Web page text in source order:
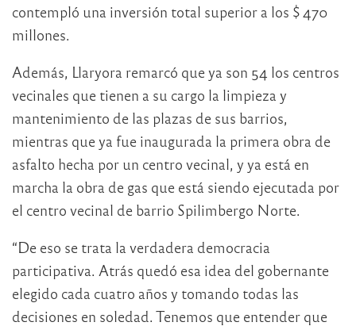
contempló una inversión total superior a los $ 470
millones.
Además, Llaryora remarcó que ya son 54 los centros
vecinales que tienen a su cargo la limpieza y
mantenimiento de las plazas de sus barrios,
mientras que ya fue inaugurada la primera obra de
asfalto hecha por un centro vecinal, y ya está en
marcha la obra de gas que está siendo ejecutada por
el centro vecinal de barrio Spilimbergo Norte.
“De eso se trata la verdadera democracia
participativa. Atrás quedó esa idea del gobernante
elegido cada cuatro años y tomando todas las
decisiones en soledad. Tenemos que entender que